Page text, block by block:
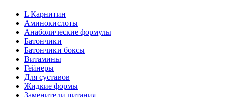
L Карнитин
Аминокислоты
Анаболические формулы
Батончики
Батончики боксы
Витамины
Гейнеры
Для суставов
Жидкие формы